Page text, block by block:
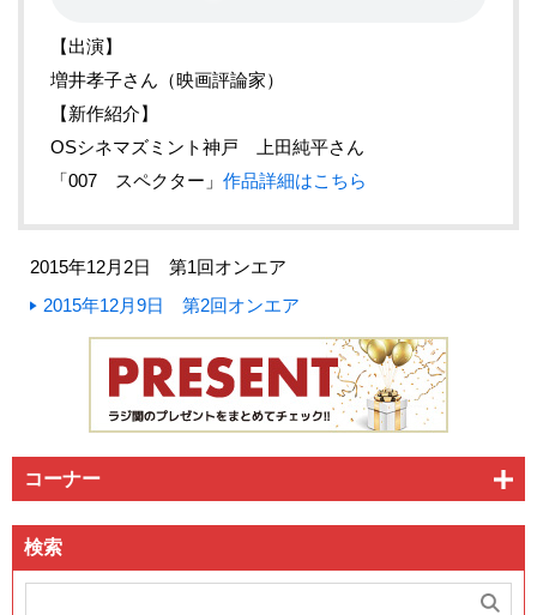
【出演】
増井孝子さん（映画評論家）
【新作紹介】
OSシネマズミント神戸 上田純平さん
「007 スペクター」 作品詳細はこちら
2015年12月2日 第1回オンエア
2015年12月9日 第2回オンエア
コーナー
検索